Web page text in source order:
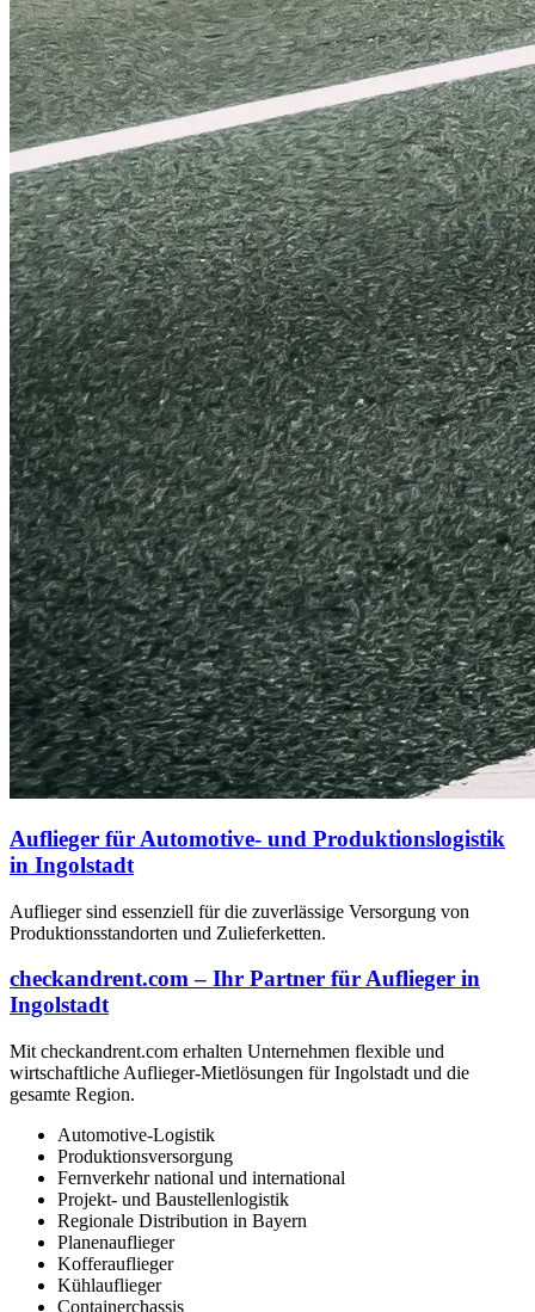
Auflieger für Automotive- und Produktionslogistik
in Ingolstadt
Auflieger sind essenziell für die zuverlässige Versorgung von
Produktionsstandorten und Zulieferketten.
checkandrent.com – Ihr Partner für Auflieger in
Ingolstadt
Mit checkandrent.com erhalten Unternehmen flexible und
wirtschaftliche Auflieger-Mietlösungen für Ingolstadt und die
gesamte Region.
Automotive-Logistik
Produktionsversorgung
Fernverkehr national und international
Projekt- und Baustellenlogistik
Regionale Distribution in Bayern
Planenauflieger
Kofferauflieger
Kühlauflieger
Containerchassis